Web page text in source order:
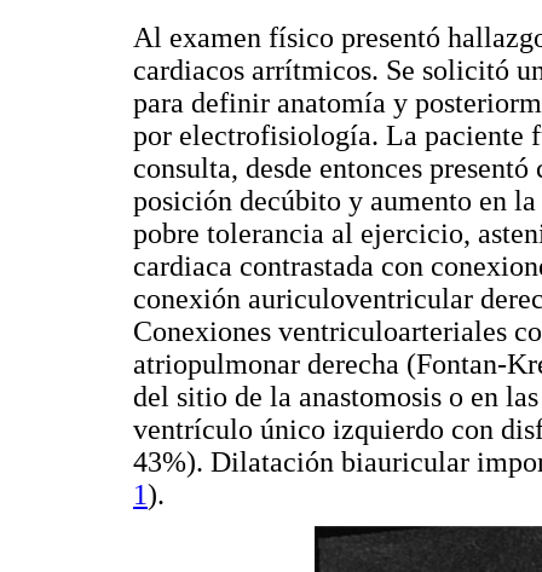
Al examen físico presentó
cardiacos arrítmicos. Se solicitó
para definir anatomía y
por electrofisiología. La paciente
consulta, desde entonces
posición decúbito y aumento en
pobre tolerancia al ejercicio,
cardiaca contrastada con
conexión auriculoventricular
Conexiones ventriculoarteriales
atriopulmonar derecha (Fontan-
del sitio de la anastomosis o en
ventrículo único izquierdo con
43%). Dilatación biauricular
1).